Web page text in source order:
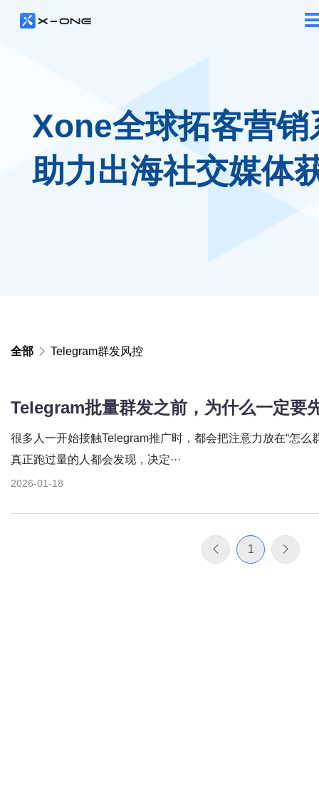
Xone全球拓客营销
助力出海社交媒体
全部 Telegram群发风控
Telegram批量群发之前，为什么一定要
很多人一开始接触Telegram推广时，都会把注意力放在“怎么
真正跑过量的人都会发现，决定···
2026-01-18
1